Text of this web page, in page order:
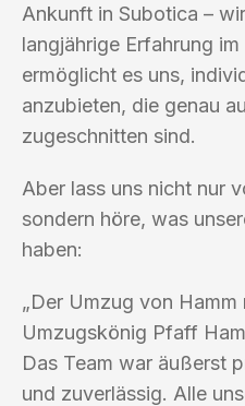
Ankunft in Subotica –
langjährige Erfahrung
ermöglicht es uns,
anzubieten, die genau
zugeschnitten sind.
Aber lass uns nicht nur
sondern höre, was
haben:
„Der Umzug von
Umzugskönig Pfaff
Das Team war äußerst
und zuverlässig. Alle